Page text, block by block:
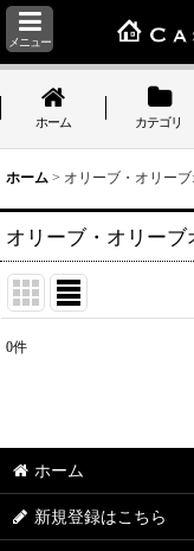
メニュー
ホーム カテゴリ
ホーム > オリーブ・オリー
オリーブ・オリーブ
0件
ホーム
新規登録はこちら